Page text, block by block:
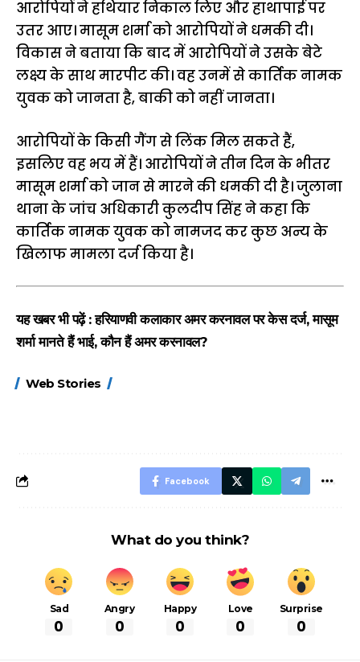
आरोपियों ने हथियार निकाल लिए और हाथापाई पर
उतर आए। मासूम शर्मा को आरोपियों ने धमकी दी।
विकास ने बताया कि बाद में आरोपियों ने उसके बेटे
लक्ष्य के साथ मारपीट की। वह उनमें से कार्तिक नामक
युवक को जानता है, बाकी को नहीं जानता।
आरोपियों के किसी गैंग से लिंक मिल सकते हैं,
इसलिए वह भय में हैं। आरोपियों ने तीन दिन के भीतर
मासूम शर्मा को जान से मारने की धमकी दी है। जुलाना
थाना के जांच अधिकारी कुलदीप सिंह ने कहा कि
कार्तिक नामक युवक को नामजद कर कुछ अन्य के
खिलाफ मामला दर्ज किया है।
यह खबर भी पढ़ें :हरियाणवी कलाकार अमर करनावल पर केस दर्ज, मासूम
शर्मा मानते हैं भाई, कौन हैं अमर करनावल?
Web Stories
FASTag के ये नए
Facebook
What do you think?
Sad
0
Angry
0
Happy
0
Love
0
Surprise
0